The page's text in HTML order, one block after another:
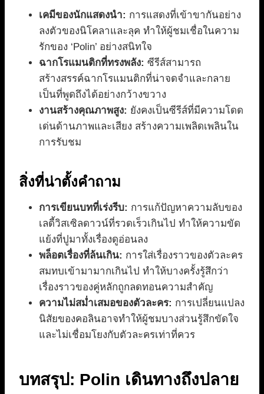
เคมีของนักแสดงนำ: การแสดงที่เข้าขากันอย่าง
ลงตัวของนิโคลาและลุค ทำให้ผู้ชมเชื่อในความ
รักของ ‘Polin’ อย่างสนิทใจ
ฉากโรแมนติกที่ทรงพลัง: ซีรีส์สามารถ
สร้างสรรค์ฉากโรแมนติกที่น่าจดจำและกลาย
เป็นที่พูดถึงได้อย่างกว้างขวาง
งานสร้างคุณภาพสูง: ยังคงเป็นซีรีส์ที่มีความโดด
เด่นด้านภาพและเสียง สร้างความเพลิดเพลินใน
การรับชม
สิ่งที่น่าตั้งคำถาม
การเขียนบทที่เร่งรีบ: การแก้ปัญหาความลับของ
เลดี้วิสเซิลดาวน์ที่รวดเร็วเกินไป ทำให้ความขัด
แย้งที่ปูมาทั้งเรื่องดูอ่อนลง
พล็อตเรื่องที่ล้นเกิน: การใส่เรื่องราวของตัวละคร
สมทบเข้ามามากเกินไป ทำให้บางครั้งรู้สึกว่า
เรื่องราวของคู่หลักถูกลดทอนความสำคัญ
ความไม่สม่ำเสมอของตัวละคร: การเปลี่ยนแปลง
นิสัยของคอลินอาจทำให้ผู้ชมบางส่วนรู้สึกขัดใจ
และไม่เชื่อมโยงกับตัวละครเท่าที่ควร
บทสรุป: Polin เดินทางถึงปลาย